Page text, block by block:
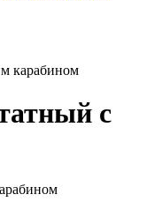
карабином
с